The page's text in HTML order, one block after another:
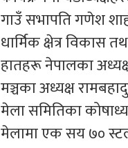
गाउँ सभापति गणेश
धार्मिक क्षेत्र विकास
हातहरू नेपालका
मञ्चका अध्यक्ष
मेला समितिका
मेलामा एक सय ७०